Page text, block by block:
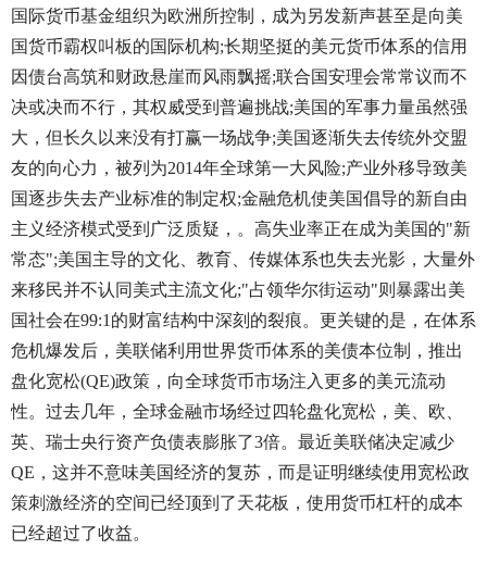
国际货币基金组织为欧洲所控制，成为另发新声甚至是向美
国货币霸权叫板的国际机构;长期坚挺的美元货币体系的信用
因债台高筑和财政悬崖而风雨飘摇;联合国安理会常常议而不
决或决而不行，其权威受到普遍挑战;美国的军事力量虽然强
大，但长久以来没有打赢一场战争;美国逐渐失去传统外交盟
友的向心力，被列为2014年全球第一大风险;产业外移导致美
国逐步失去产业标准的制定权;金融危机使美国倡导的新自由
主义经济模式受到广泛质疑，。高失业率正在成为美国的"新
常态";美国主导的文化、教育、传媒体系也失去光影，大量外
来移民并不认同美式主流文化;"占领华尔街运动"则暴露出美
国社会在99:1的财富结构中深刻的裂痕。更关键的是，在体系
危机爆发后，美联储利用世界货币体系的美债本位制，推出
盘化宽松(QE)政策，向全球货币市场注入更多的美元流动
性。过去几年，全球金融市场经过四轮盘化宽松，美、欧、
英、瑞士央行资产负债表膨胀了3倍。最近美联储决定减少
QE，这并不意味美国经济的复苏，而是证明继续使用宽松政
策刺激经济的空间已经顶到了天花板，使用货币杠杆的成本
已经超过了收益。